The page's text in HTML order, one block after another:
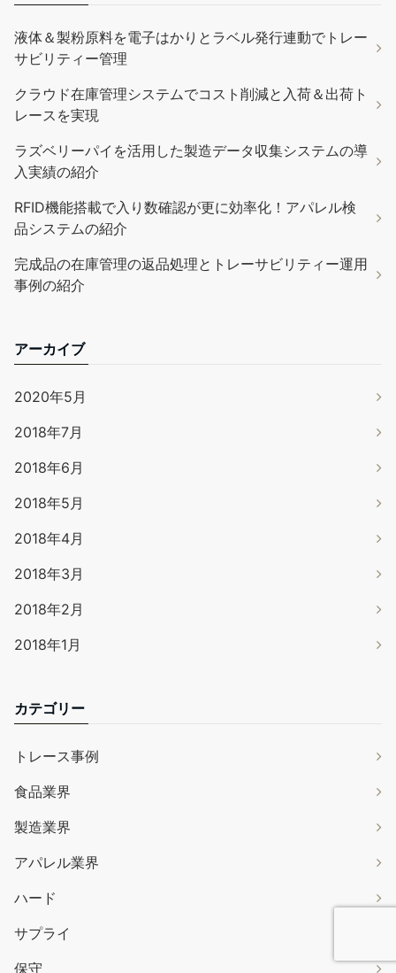
液体＆製粉原料を電子はかりとラベル発行連動でトレー
サビリティー管理
クラウド在庫管理システムでコスト削減と入荷＆出荷ト
レースを実現
ラズベリーパイを活用した製造データ収集システムの導
入実績の紹介
RFID機能搭載で入り数確認が更に効率化！アパレル検
品システムの紹介
完成品の在庫管理の返品処理とトレーサビリティー運用
事例の紹介
アーカイブ
2020年5月
2018年7月
2018年6月
2018年5月
2018年4月
2018年3月
2018年2月
2018年1月
カテゴリー
トレース事例
食品業界
製造業界
アパレル業界
ハード
サプライ
保守